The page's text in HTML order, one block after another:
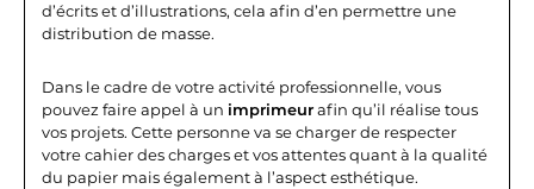
d’écrits et d’illustrations, cela afin d’en permettre une
distribution de masse.
Dans le cadre de votre activité professionnelle, vous
pouvez faire appel à un imprimeurafin qu’il réalise tous
vos projets. Cette personne va se charger de respecter
votre cahier des charges et vos attentes quant à la qualité
du papier mais également à l’aspect esthétique.